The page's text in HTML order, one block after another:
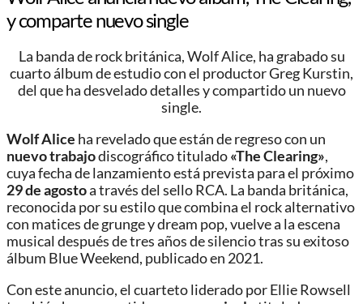
y comparte nuevo single
La banda de rock británica, Wolf Alice, ha grabado su
cuarto álbum de estudio con el productor Greg Kurstin,
del que ha desvelado detalles y compartido un nuevo
single.
Wolf Alice ha revelado que están de regreso con un
nuevo trabajodiscográfico titulado«The Clearing»,
cuya fecha de lanzamiento está prevista para el próximo
29 de agostoa través del sello RCA. La banda británica,
reconocida por su estilo que combina el rock alternativo
con matices de grunge y dream pop, vuelve a la escena
musical después de tres años de silencio tras su exitoso
álbum Blue Weekend, publicado en 2021.
Con este anuncio, el cuarteto liderado por Ellie Rowsell